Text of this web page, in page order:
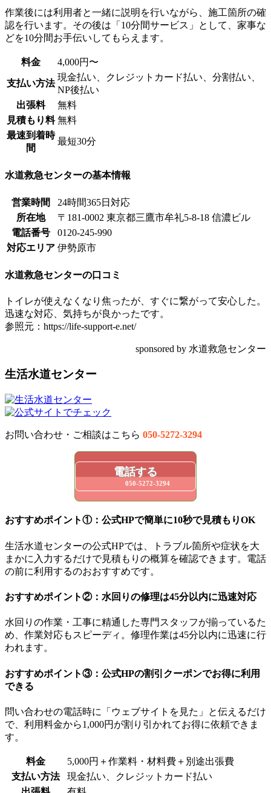
作業後には利用者と一緒に説明を行いながら、施工箇所の確
認を行います。その後は「10分間サービス」として、家事な
どを10分間お手伝いしてもらえます。
料金 4,000円〜
支払い方法
現金払い、クレジットカード払い、分割払い、
NP後払い
出張料
無料
見積もり料 無料
最速到着時
間
最短30分
水道救急センターの基本情報
営業時間
24時間365日対応
所在地
〒181-0002 東京都三鷹市牟礼5-8-18 信濃ビル
電話番号
0120-245-990
対応エリア 伊勢原市
水道救急センターの口コミ
トイレが使えなくなり焦ったが、すぐに繋がって安心した。
迅速な対応、気持ちが良かったです。
参照元：https://life-support-e.net/
sponsored by 水道救急センター
生活水道センター
お問い合わせ・ご相談はこちら 050-5272-3294
電話する
050-5272-3294
おすすめポイント①：公式HPで簡単に10秒で見積もりOK
生活水道センターの公式HPでは、トラブル箇所や症状を大
まかに入力するだけで見積もりの概算を確認できます。電話
の前に利用するのおおすすめです。
おすすめポイント②：水回りの修理は45分以内に迅速対応
水回りの作業・工事に精通した専門スタッフが揃っているた
め、作業対応もスピーディ。修理作業は45分以内に迅速に行
われます。
おすすめポイント③：公式HPの割引クーポンでお得に利用
できる
問い合わせの電話時に「ウェブサイトを見た」と伝えるだけ
で、利用料金から1,000円が割り引かれてお得に依頼できま
す。
料金
5,000円＋作業料・材料費＋別途出張費
支払い方法
現金払い、クレジットカード払い